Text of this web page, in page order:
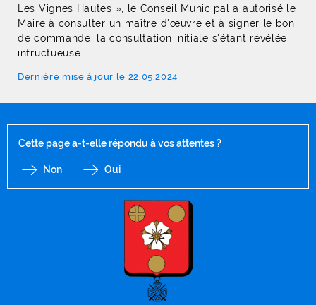
Les Vignes Hautes », le Conseil Municipal a autorisé le
Maire à consulter un maître d'œuvre et à signer le bon
de commande, la consultation initiale s'étant révélée
infructueuse.
Dernière mise à jour le 22.05.2024
Cette page a-t-elle répondu à vos attentes ?
Non Oui